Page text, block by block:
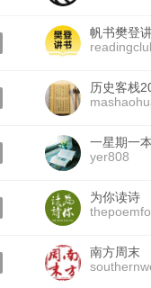
帆书樊登
历史客栈
一星期一
yer808
为你读诗
南方周末